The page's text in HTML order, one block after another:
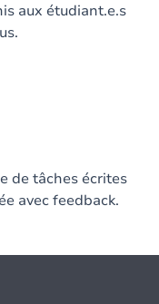
aux étudiant.e.s
de tâches écrites
avec feedback.